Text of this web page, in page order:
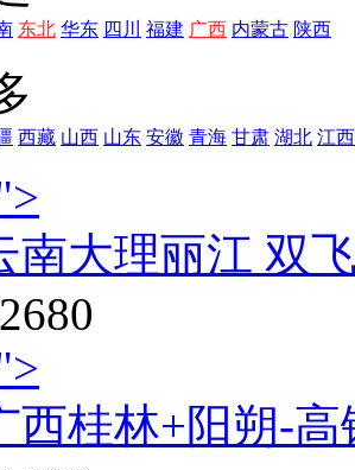
东北 华东 四川 福建 广西 内蒙古 陕西
西藏 山西 山东 安徽 青海 甘肃 湖北 江西
南大理丽江 双
西桂林+阳朔-高